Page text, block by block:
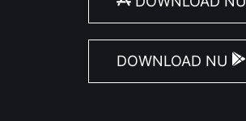
DOWNLOAD NU